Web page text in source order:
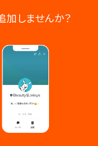
しませんか？